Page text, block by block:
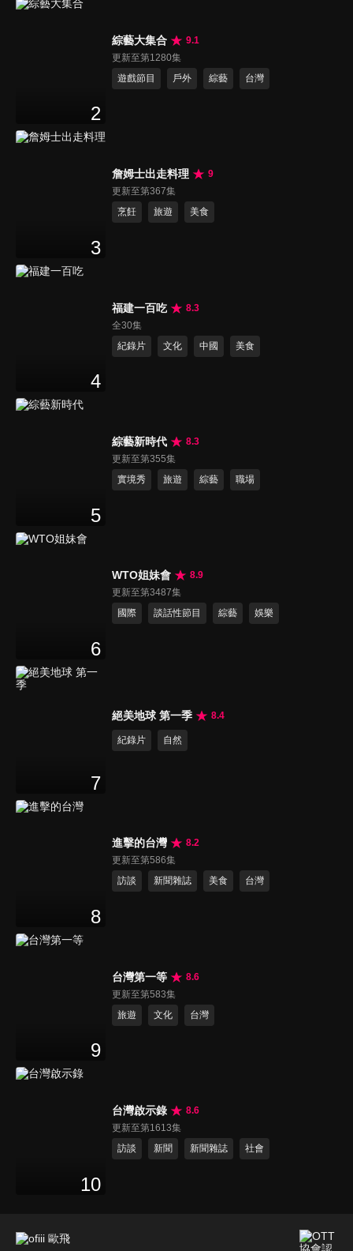
2
綜藝大集合
9.1
更新至第1280集
遊戲節目
戶外 綜藝 台灣
3
詹姆士出走料理
9
更新至第367集
烹飪
旅遊 美食
4
福建一百吃
8.3
全30集
紀錄片
文化 中國 美食
5
綜藝新時代
8.3
更新至第355集
實境秀
旅遊 綜藝 職場
6
WTO姐妹會
8.9
更新至第3487集
國際
談話性節目 綜藝 娛樂
7
絕美地球 第一季 8.4
紀錄片 自然
8
進擊的台灣
8.2
更新至第586集
訪談
新聞雜誌 美食 台灣
9
台灣第一等
8.6
更新至第583集
旅遊
文化 台灣
10
台灣啟示錄
8.6
更新至第1613集
訪談
新聞 新聞雜誌 社會